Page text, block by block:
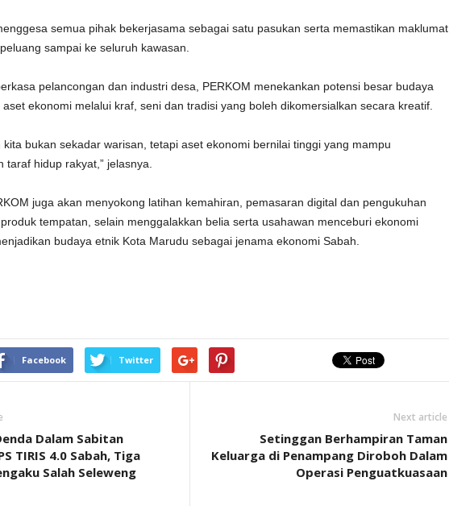
semua pihak bekerjasama sebagai satu pasukan serta memastikan maklumat
sampai ke seluruh kawasan.
pelancongan dan industri desa, PERKOM menekankan potensi besar budaya
ekonomi melalui kraf, seni dan tradisi yang boleh dikomersialkan secara kreatif.
kita bukan sekadar warisan, tetapi aset ekonomi bernilai tinggi yang mampu
taraf hidup rakyat,” jelasnya.
juga akan menyokong latihan kemahiran, pemasaran digital dan pengukuhan
tempatan, selain menggalakkan belia serta usahawan menceburi ekonomi
budaya etnik Kota Marudu sebagai jenama ekonomi Sabah.
Facebook Twitter
Dalam Sabitan
TIRIS 4.0 Sabah, Tiga
Salah Seleweng
Next article
Setinggan Berhampiran Taman
Keluarga di Penampang Diroboh Dalam
Operasi Penguatkuasaan